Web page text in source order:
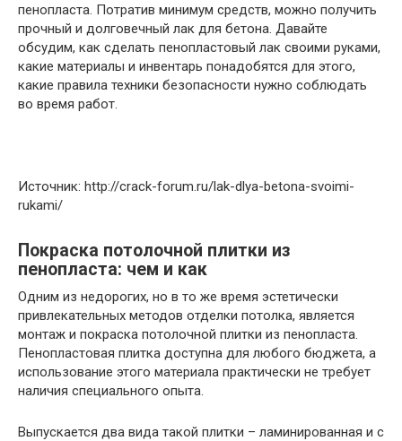
пенопласта. Потратив минимум средств, можно получить
прочный и долговечный лак для бетона. Давайте
обсудим, как сделать пенопластовый лак своими руками,
какие материалы и инвентарь понадобятся для этого,
какие правила техники безопасности нужно соблюдать
во время работ.
Источник: http://crack-forum.ru/lak-dlya-betona-svoimi-
rukami/
Покраска потолочной плитки из
пенопласта: чем и как
Одним из недорогих, но в то же время эстетически
привлекательных методов отделки потолка, является
монтаж и покраска потолочной плитки из пенопласта.
Пенопластовая плитка доступна для любого бюджета, а
использование этого материала практически не требует
наличия специального опыта.
Выпускается два вида такой плитки – ламинированная и с